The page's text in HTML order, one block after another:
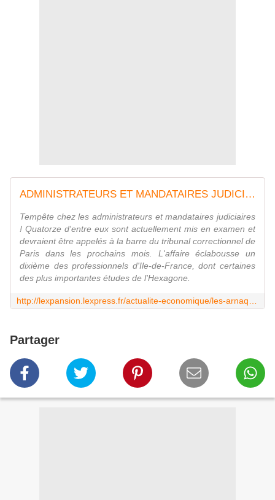
ADMINISTRATEURS ET MANDATAIRES JUDICIAIRES VÉREUX:Les arnaques des affairistes de la faillite
Tempête chez les administrateurs et mandataires judiciaires
! Quatorze d'entre eux sont actuellement mis en examen et
devraient être appelés à la barre du tribunal correctionnel de
Paris dans les prochains mois. L'affaire éclabousse un
dixième des professionnels d'Ile-de-France, dont certaines
des plus importantes études de l'Hexagone.
Partager